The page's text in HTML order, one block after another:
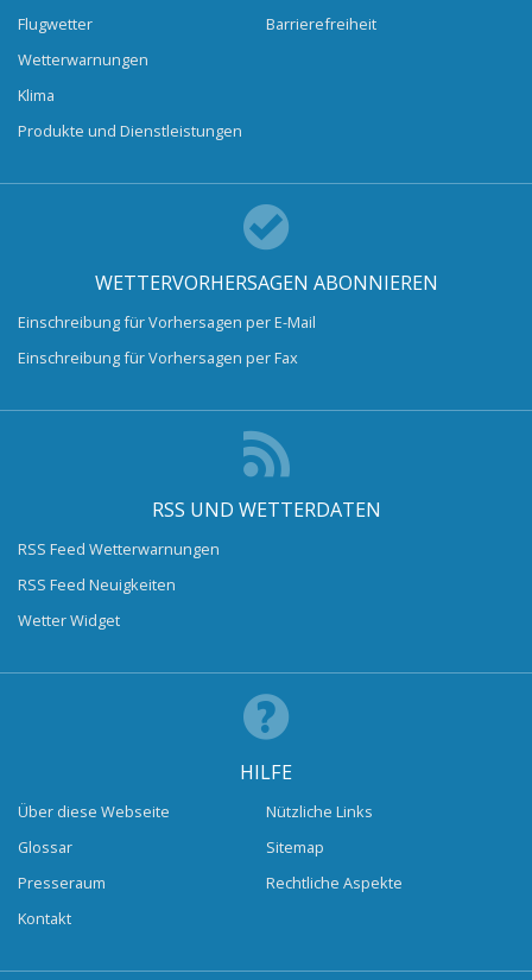
Flugwetter
Wetterwarnungen
Klima
Produkte und Dienstleistungen
Barrierefreiheit
WETTERVORHERSAGEN ABONNIEREN
Einschreibung für Vorhersagen per E-Mail
Einschreibung für Vorhersagen per Fax
RSS UND WETTERDATEN
RSS Feed Wetterwarnungen
RSS Feed Neuigkeiten
Wetter Widget
HILFE
Über diese Webseite
Glossar
Presseraum
Kontakt
Nützliche Links
Sitemap
Rechtliche Aspekte